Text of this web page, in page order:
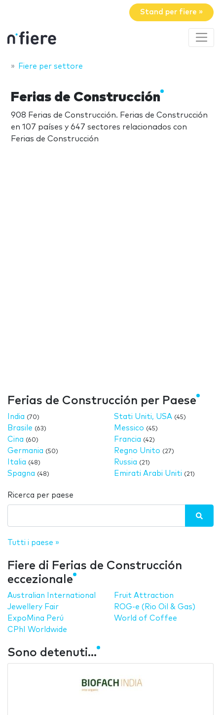
Stand per fiere »
Fiere per settore
Ferias de Construcción
908 Ferias de Construcción. Ferias de Construcción
en 107 países y 647 sectores relacionados con
Ferias de Construcción
Ferias de Construcción per Paese
India (70)
Brasile (63)
Cina (60)
Germania (50)
Italia (48)
Spagna (48)
Stati Uniti, USA (45)
Messico (45)
Francia (42)
Regno Unito (27)
Russia (21)
Emirati Arabi Uniti (21)
Ricerca per paese
Tutti i paese »
Fiere di Ferias de Construcción
eccezionale
Australian International
Jewellery Fair
ExpoMina Perú
CPhI Worldwide
Fruit Attraction
ROG-e (Rio Oil & Gas)
World of Coffee
Sono detenuti...